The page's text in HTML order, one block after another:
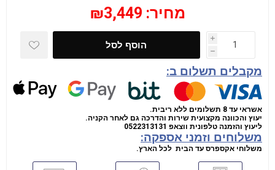
מחיר: ₪3,449
i
h
הוסף לסל
מקבלים תשלום ב:
אשראי עד 8 תשלומים ללא ריבית.
יעוץ והכוונה מקצועית שירות והדרכה גם לאחר הקניה.
ליעוץ והזמנה טלפונית ווצאפ 0522313131
משלוחים וזמני אספקה:
משלוחי אקספרס עד הבית לכל הארץ.